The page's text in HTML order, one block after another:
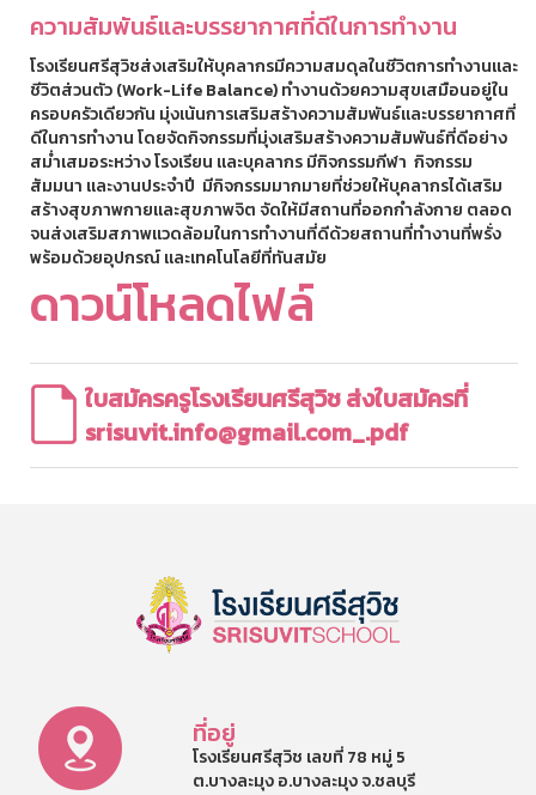
ความสัมพันธ์และบรรยากาศที่ดีในการทำงาน
โรงเรียนศรีสุวิชส่งเสริมให้บุคลากรมีความสมดุลในชีวิตการทำงานและ
ชีวิตส่วนตัว (Work-Life Balance) ทำงานด้วยความสุขเสมือนอยู่ใน
ครอบครัวเดียวกัน มุ่งเน้นการเสริมสร้างความสัมพันธ์และบรรยากาศที่
ดีในการทำงาน โดยจัดกิจกรรมที่มุ่งเสริมสร้างความสัมพันธ์ที่ดีอย่าง
สม่ำเสมอระหว่าง โรงเรียน และบุคลากร มีกิจกรรมกีฬา กิจกรรม
สัมมนา และงานประจำปี มีกิจกรรมมากมายที่ช่วยให้บุคลากรได้เสริม
สร้างสุขภาพกายและสุขภาพจิต จัดให้มีสถานที่ออกกำลังกาย ตลอด
จนส่งเสริมสภาพแวดล้อมในการทำงานที่ดีด้วยสถานที่ทำงานที่พรั่ง
พร้อมด้วยอุปกรณ์ และเทคโนโลยีที่ทันสมัย
ดาวน์โหลดไฟล์
ใบสมัครครูโรงเรียนศรีสุวิช ส่งใบสมัครที่
srisuvit.info@gmail.com_.pdf
ที่อยู่
โรงเรียนศรีสุวิช เลขที่ 78 หมู่ 5
ต.บางละมุง อ.บางละมุง จ.ชลบุรี